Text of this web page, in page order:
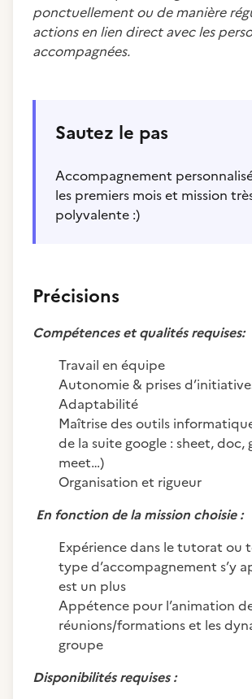
ponctuellement ou de manière
actions en lien direct avec les
accompagnées.
Sautez le pas
Accompagnement
les premiers mois et mission
polyvalente :)
Précisions
Compétences et qualités requises:
Travail en équipe
Autonomie & prises
Adaptabilité
Maîtrise des outils
de la suite google : sheet, doc,
meet…)
Organisation et rigueur
En fonction de la mission choisie :
Expérience dans le tutorat ou
type d’accompagnement s’y
est un plus
Appétence pour l’animation
réunions/formations et les
groupe
Disponibilités requises :